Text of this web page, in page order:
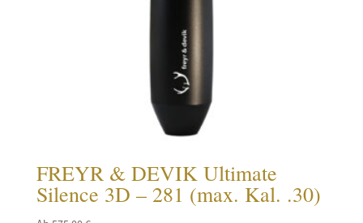
FREYR & DEVIK Ultimate
Silence 3D – 281 (max. Kal. .30)